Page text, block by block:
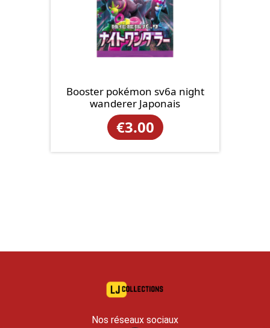
Booster pokémon sv6a night
wanderer Japonais
€3.00
Nos réseaux sociaux